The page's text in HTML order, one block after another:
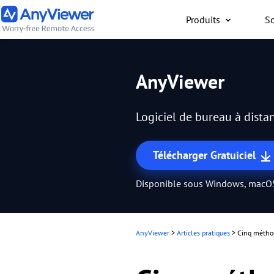
Produits
PC/Mac/mobile, où que
AnyViewer
Logiciel de bureau à
Télécharger Gratuiciel
Disponible sous Windows,
AnyViewer > Articles pratiques > Cinq